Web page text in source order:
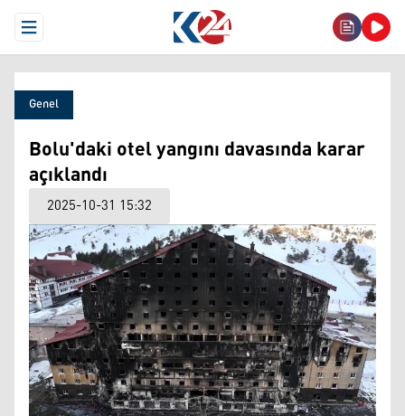
Open Menu
Genel
Bolu'daki otel yangını davasında karar
açıklandı
2025-10-31 15:32